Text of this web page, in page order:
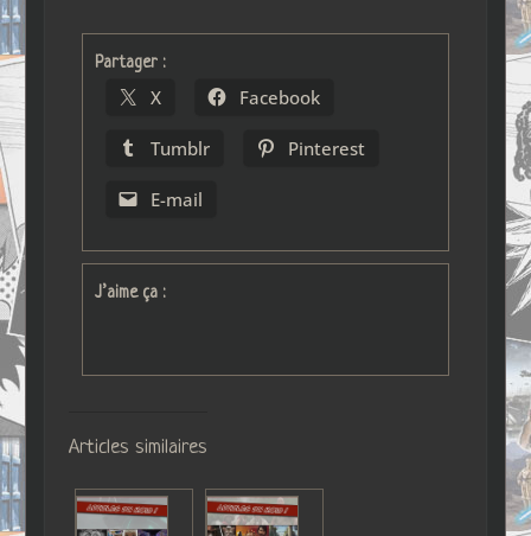
Partager :
X Facebook
Tumblr Pinterest
E-mail
J’aime ça :
Articles similaires